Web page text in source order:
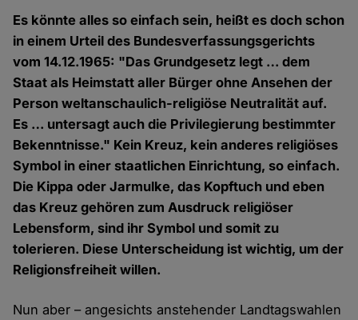
Es könnte alles so einfach sein, heißt es doch schon
in einem Urteil des Bundesverfassungsgerichts
vom 14.12.1965: "Das Grundgesetz legt … dem
Staat als Heimstatt aller Bürger ohne Ansehen der
Person weltanschaulich-religiöse Neutralität auf.
Es … untersagt auch die Privilegierung bestimmter
Bekenntnisse." Kein Kreuz, kein anderes religiöses
Symbol in einer staatlichen Einrichtung, so einfach.
Die Kippa oder Jarmulke, das Kopftuch und eben
das Kreuz gehören zum Ausdruck religiöser
Lebensform, sind ihr Symbol und somit zu
tolerieren. Diese Unterscheidung ist wichtig, um der
Religionsfreiheit willen.
Nun aber – angesichts anstehender Landtagswahlen